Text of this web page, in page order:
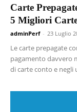
Carte
5 Migliori
adminPerf - 23 Luglio
Le carte prepagate
pagamento davvero
di carte conto e